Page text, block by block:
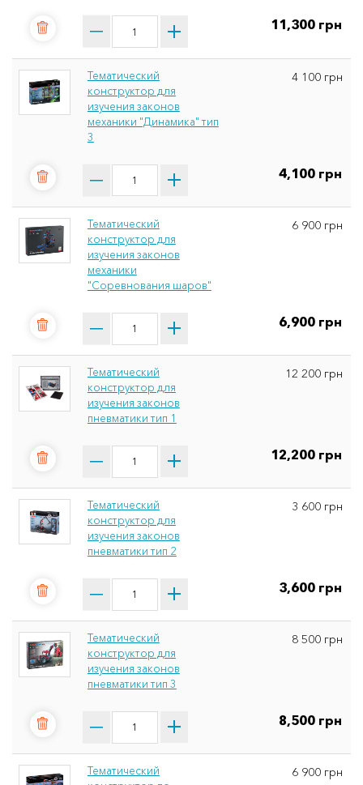
11,300 грн
Тематический
конструктор для
изучения законов
механики "Динамика" тип
3
4 100 грн
4,100 грн
Тематический
конструктор для
изучения законов
механики
"Соревнования шаров"
6 900 грн
6,900 грн
Тематический
конструктор для
изучения законов
пневматики тип 1
12 200 грн
12,200 грн
Тематический
конструктор для
изучения законов
пневматики тип 2
3 600 грн
3,600 грн
Тематический
конструктор для
изучения законов
пневматики тип 3
8 500 грн
8,500 грн
Тематический
6 900 грн